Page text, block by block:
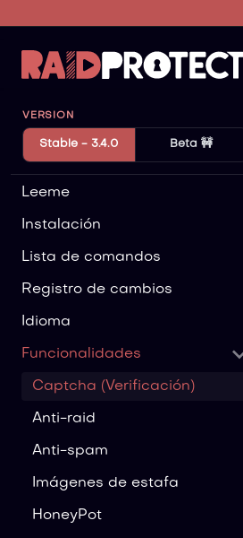
VERSION
Stable - 3.4.0 Beta 🚧
Leeme
Instalación
Lista de comandos
Registro de cambios
Idioma
Funcionalidades
Captcha (Verificación)
Anti-raid
Anti-spam
Imágenes de estafa
HoneyPot